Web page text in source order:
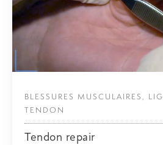
Tendon repair
BLESSURES MUSCULAIRES,
TENDON